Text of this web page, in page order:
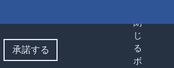
承諾する